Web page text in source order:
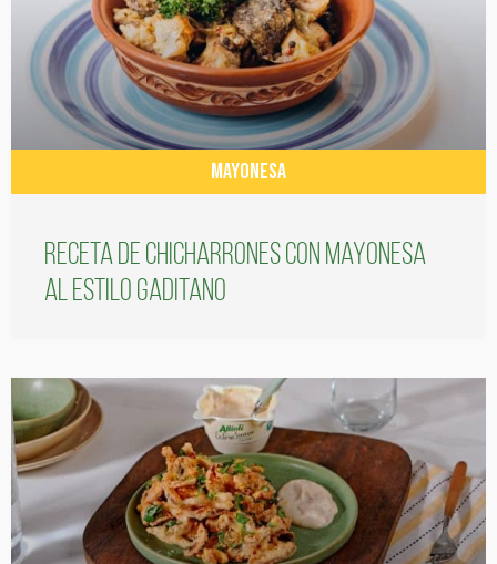
MAYONESA
Receta de chicharrones con mayonesa
al estilo gaditano